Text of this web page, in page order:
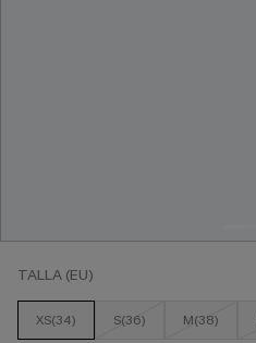
TALLA (EU)
XS(34) S(36) M(38)